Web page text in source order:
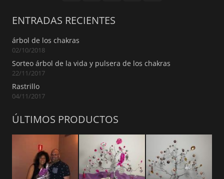
ENTRADAS RECIENTES
árbol de los chakras
02/10/2018
Sorteo árbol de la vida y pulsera de los chakras
22/11/2017
Rastrillo
04/11/2017
ÚLTIMOS PRODUCTOS